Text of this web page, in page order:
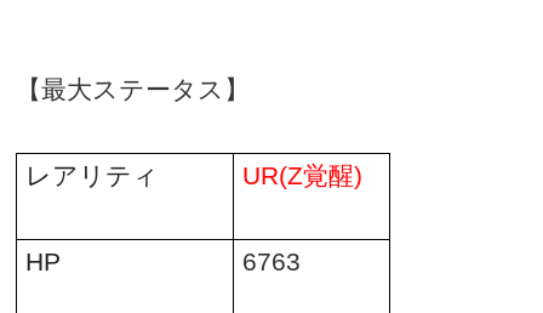
【最大ステータス】
レアリティ UR(Z覚醒)
HP 6763